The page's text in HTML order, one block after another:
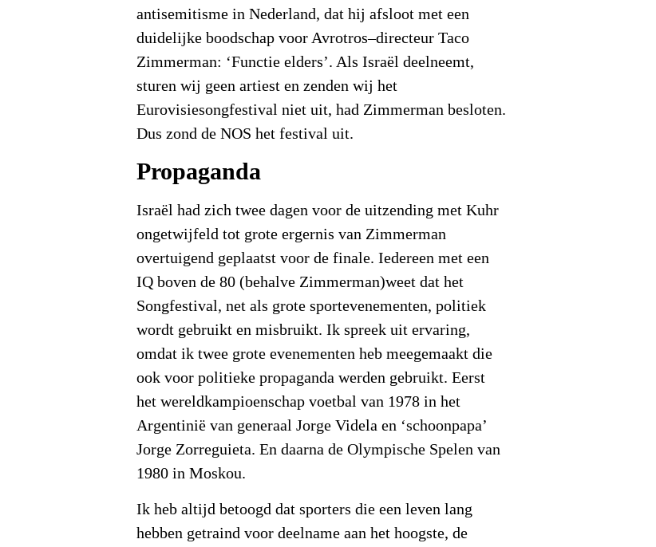
antisemitisme in Nederland, dat hij afsloot met een
duidelijke boodschap voor Avrotros–directeur Taco
Zimmerman: ‘Functie elders’. Als Israël deelneemt,
sturen wij geen artiest en zenden wij het
Eurovisiesongfestival niet uit, had Zimmerman besloten.
Dus zond de NOS het festival uit.
Propaganda
Israël had zich twee dagen voor de uitzending met Kuhr
ongetwijfeld tot grote ergernis van Zimmerman
overtuigend geplaatst voor de finale. Iedereen met een
IQ boven de 80 (behalve Zimmerman)weet dat het
Songfestival, net als grote sportevenementen, politiek
wordt gebruikt en misbruikt. Ik spreek uit ervaring,
omdat ik twee grote evenementen heb meegemaakt die
ook voor politieke propaganda werden gebruikt. Eerst
het wereldkampioenschap voetbal van 1978 in het
Argentinië van generaal Jorge Videla en ‘schoonpapa’
Jorge Zorreguieta. En daarna de Olympische Spelen van
1980 in Moskou.
Ik heb altijd betoogd dat sporters die een leven lang
hebben getraind voor deelname aan het hoogste, de